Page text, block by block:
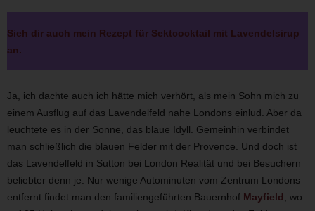
Sieh dir auch mein Rezept für Sektcocktail mit Lavendelsirup
an.
Ja, ich dachte auch ich hätte mich verhört, als mein Sohn mich zu
einem Ausflug auf das Lavendelfeld nahe Londons einlud. Aber da
leuchtete es in der Sonne, das blaue Idyll. Gemeinhin verbindet
man schließlich die blauen Felder mit der Provence. Und doch ist
das Lavendelfeld in Sutton bei London Realität und bei Besuchern
beliebter denn je. Nur wenige Autominuten vom Zentrum Londons
entfernt findet man den familiengeführten Bauernhof Mayfield, wo